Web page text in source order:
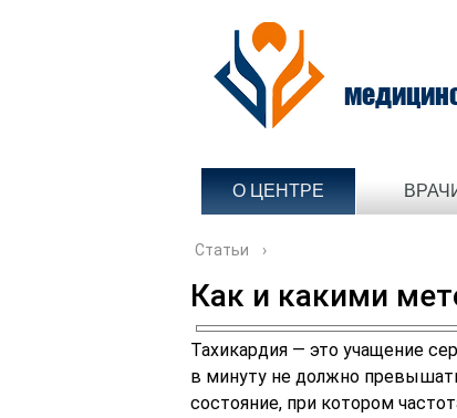
О ЦЕНТРЕ
Статьи ›
Как и какими
Тахикардия — это учащение
в минуту не должно
состояние, при котором